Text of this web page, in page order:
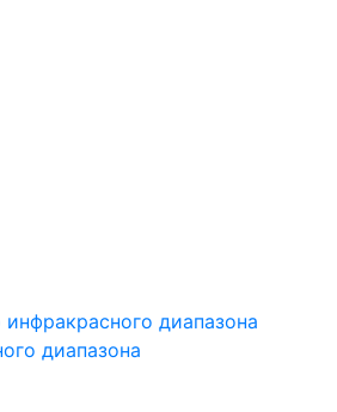
диапазона
диапазона